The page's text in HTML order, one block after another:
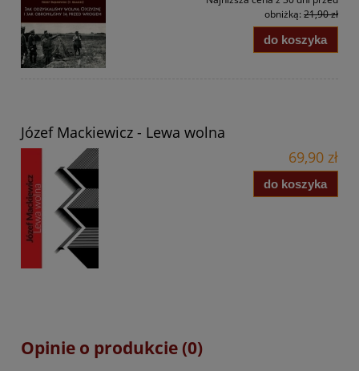
obniżką: 21,90 zł
do koszyka
Józef Mackiewicz - Lewa wolna
69,90 zł
do koszyka
Opinie o produkcie (0)